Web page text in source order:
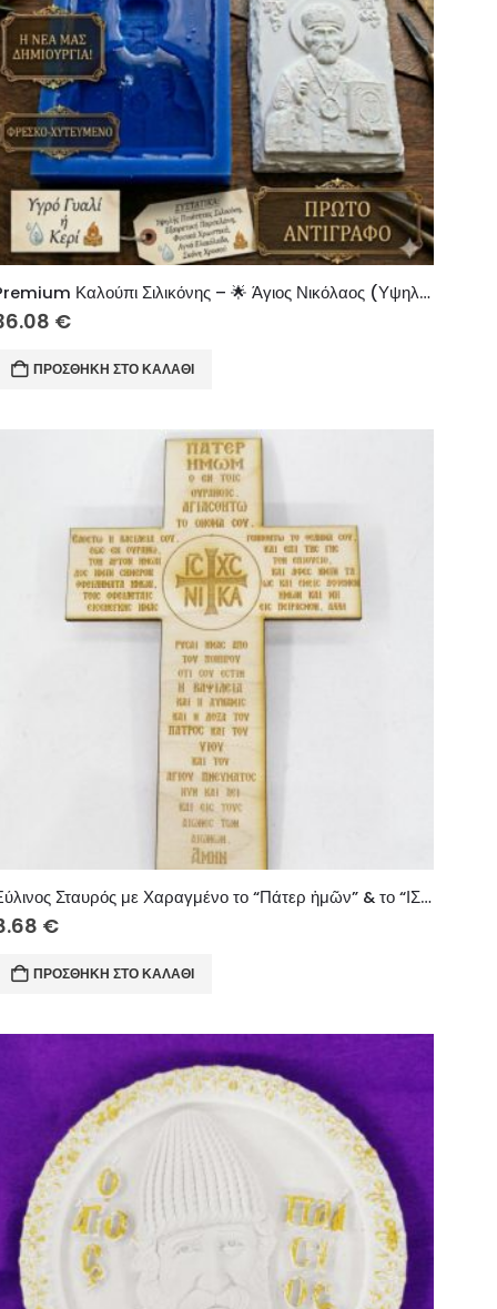
Premium Καλούπι Σιλικόνης – 🌟 Άγιος Νικόλαος (Υψηλή Ευκρίνεια & Αντοχή)
€
ΠΡΟΣΘΉΚΗ ΣΤΟ ΚΑΛΆΘΙ
Ξύλινος Σταυρός με Χαραγμένο το “Πάτερ ἡμῶν” & το “ΙΣ ΧΣ ΝΙΚΑ”
€
ΠΡΟΣΘΉΚΗ ΣΤΟ ΚΑΛΆΘΙ